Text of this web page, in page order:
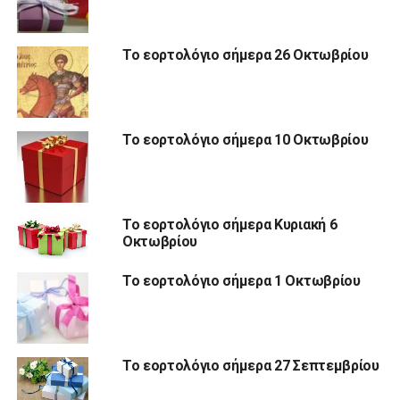
Το εορτολόγιο σήμερα 26 Οκτωβρίου
Το εορτολόγιο σήμερα 10 Οκτωβρίου
Το εορτολόγιο σήμερα Κυριακή 6
Οκτωβρίου
Το εορτολόγιο σήμερα 1 Οκτωβρίου
Το εορτολόγιο σήμερα 27 Σεπτεμβρίου